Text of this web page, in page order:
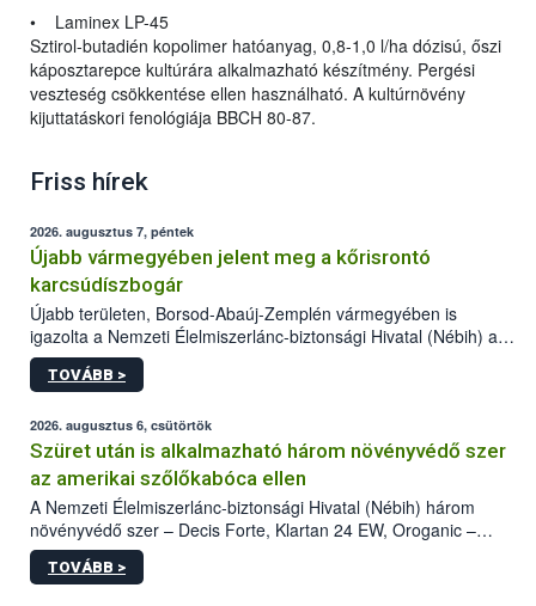
• Laminex LP-45
Sztirol-butadién kopolimer hatóanyag, 0,8-1,0 l/ha dózisú, őszi
káposztarepce kultúrára alkalmazható készítmény. Pergési
veszteség csökkentése ellen használható. A kultúrnövény
kijuttatáskori fenológiája BBCH 80-87.
Friss hírek
2026. augusztus 7, péntek
Újabb vármegyében jelent meg a kőrisrontó
karcsúdíszbogár
Újabb területen, Borsod-Abaúj-Zemplén vármegyében is
igazolta a Nemzeti Élelmiszerlánc-biztonsági Hivatal (Nébih) a
kőrisrontó karcsúdíszbogár (Agrilus planipennis) jelenlétét. A
kártevőt nem csak színcsapdában találták meg, de már fertőzött
az intenzív felderítést, emellett az intézkedéseket a szlovák
hatósággal is összehangolják a terjedés megállítása érdekében.
TOVÁBB >
2026. augusztus 6, csütörtök
Szüret után is alkalmazható három növényvédő szer
az amerikai szőlőkabóca ellen
A Nemzeti Élelmiszerlánc-biztonsági Hivatal (Nébih) három
növényvédő szer – Decis Forte, Klartan 24 EW, Oroganic –
engedélyokiratát módosította, így azok a szüretet követően,
egészen a vesszőérettség (BBCH 91) stádiumáig
TOVÁBB >